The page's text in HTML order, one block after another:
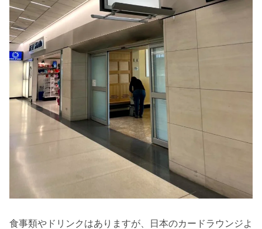
食事類やドリンクはありますが、日本のカードラウンジよ